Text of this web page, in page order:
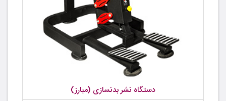
دستگاه نشر بدنسازی (مبارز)